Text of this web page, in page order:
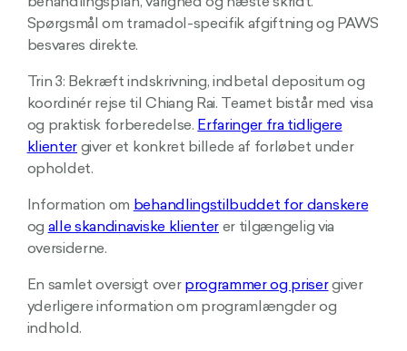
behandlingsplan, varighed og næste skridt.
Spørgsmål om tramadol-specifik afgiftning og PAWS
besvares direkte.
Trin 3: Bekræft indskrivning, indbetal depositum og
koordinér rejse til Chiang Rai. Teamet bistår med visa
og praktisk forberedelse. Erfaringer fra tidligere
klienter giver et konkret billede af forløbet under
opholdet.
Information om behandlingstilbuddet for danskere
og alle skandinaviske klienter er tilgængelig via
oversiderne.
En samlet oversigt over programmer og prisergiver
yderligere information om programlængder og
indhold.